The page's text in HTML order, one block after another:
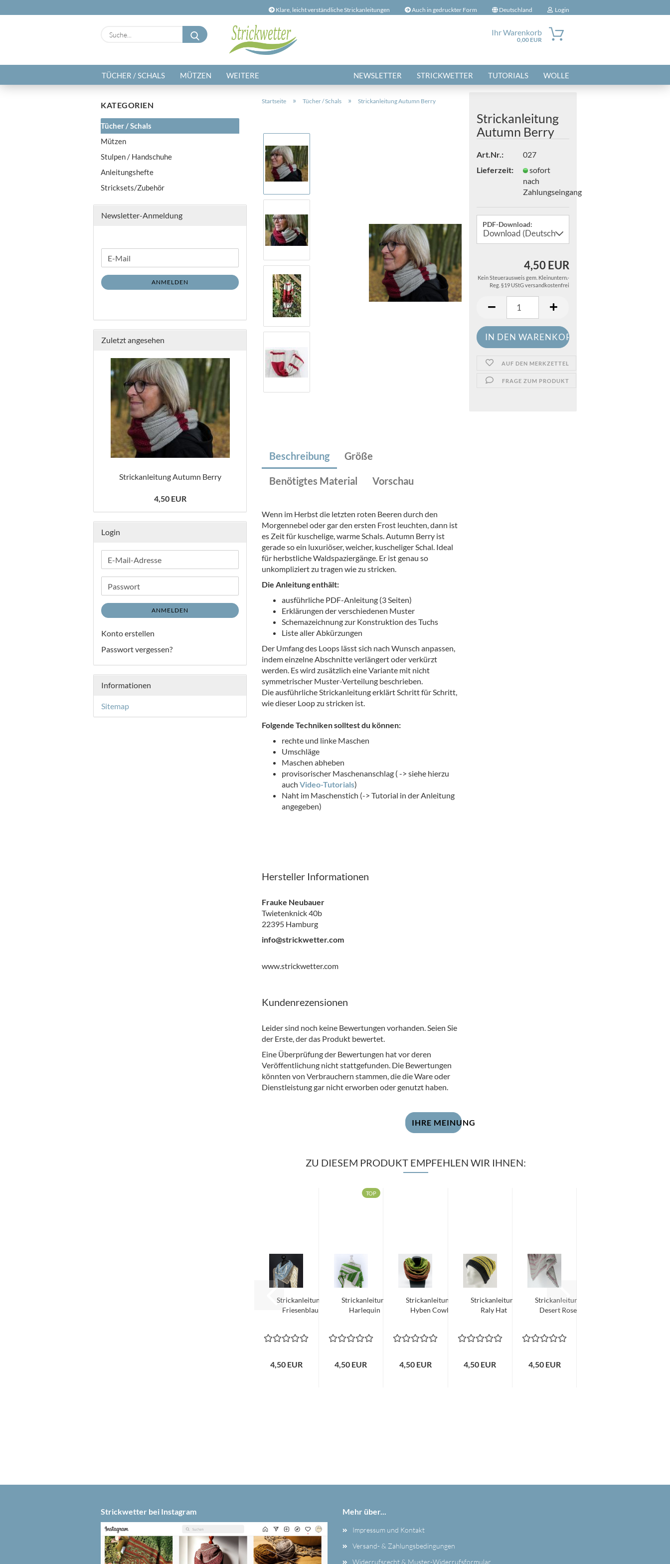
Klare, leicht verständliche Strickanleitungen Auch in gedruckter Form Deutschland Login
Passwort
Suche... Ihr Warenkorb
0,00 EUR
TÜCHER / SCHALS MÜTZEN NEWSLETTER STRICKWETTER TUTORIALS WOLLE
WEITERE
Startseite » Tücher / Schals » Strickanleitung Autumn Berry
Strickanleitung
Autumn Berry
Art.Nr.:
027
Lieferzeit:
sofort
nach
Zahlungseingang
PDF-Download:
4,50 EUR
Kein Steuerausweis gem. Kleinuntern.-
Reg. §19 UStG versandkostenfrei
AUF DEN MERKZETTEL
FRAGE ZUM PRODUKT
Beschreibung Größe
Benötigtes Material Vorschau
Wenn im Herbst die letzten roten Beeren durch den
Morgennebel oder gar den ersten Frost leuchten, dann ist
es Zeit für kuschelige, warme Schals. Autumn Berry ist
gerade so ein luxuriöser, weicher, kuscheliger Schal. Ideal
für herbstliche Waldspaziergänge. Er ist genau so
unkompliziert zu tragen wie zu stricken.
Die Anleitung enthält:
ausführliche PDF-Anleitung (3 Seiten)
Erklärungen der verschiedenen Muster
Schemazeichnung zur Konstruktion des Tuchs
Liste aller Abkürzungen
Der Umfang des Loops lässt sich nach Wunsch anpassen,
indem einzelne Abschnitte verlängert oder verkürzt
werden. Es wird zusätzlich eine Variante mit nicht
symmetrischer Muster-Verteilung beschrieben.
Die ausführliche Strickanleitung erklärt Schritt für Schritt,
wie dieser Loop zu stricken ist.
Folgende Techniken solltest du können:
rechte und linke Maschen
Umschläge
Maschen abheben
provisorischer Maschenanschlag ( -> siehe hierzu
auchVideo-Tutorials)
Naht im Maschenstich (-> Tutorial in der Anleitung
angegeben)
Hersteller Informationen
Frauke Neubauer
Twietenknick 40b
22395 Hamburg
info@strickwetter.com
www.strickwetter.com
Kundenrezensionen
Leider sind noch keine Bewertungen vorhanden. Seien Sie
der Erste, der das Produkt bewertet.
Eine Überprüfung der Bewertungen hat vor deren
Veröffentlichung nicht stattgefunden. Die Bewertungen
könnten von Verbrauchern stammen, die die Ware oder
Dienstleistung gar nicht erworben oder genutzt haben.
IHRE MEINUNG
ZU DIESEM PRODUKT EMPFEHLEN WIR IHNEN:
Strickanleitung
Friesenblau
4,50 EUR
TOP
Strickanleitung
Harlequin
4,50 EUR
Strickanleitung
Hyben Cowl
4,50 EUR
Strickanleitung
Raly Hat
4,50 EUR
Strickanleitung
Desert Rose
4,50 EUR
KATEGORIEN
Tücher / Schals
Mützen
Stulpen / Handschuhe
Anleitungshefte
Stricksets/Zubehör
Newsletter-Anmeldung
ZUR
NEWSLETTER-
ANMELDUNG
E-
Mail
ANMELDEN
Zuletzt angesehen
Strickanleitung Autumn Berry
4,50 EUR
Login
E-
Mail-
Adresse
Passwort
ANMELDEN
Konto erstellen
Passwort vergessen?
Informationen
Sitemap
Strickwetter bei Instagram Mehr über...
Impressum und Kontakt
Versand- & Zahlungsbedingungen
Widerrufsrecht & Muster-Widerrufsformular